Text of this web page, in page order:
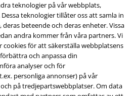
teknologier på vår webbplats,
teknologier tillåter oss att samla in
beteende och deras enheter. Vissa
andra kommer från våra partners. Vi
cookies för att säkerställa webbplatsens
och anpassa din
analyser och för
personliga annonser) på vår
på tredjepartswebbplatser. Om data
Villkor